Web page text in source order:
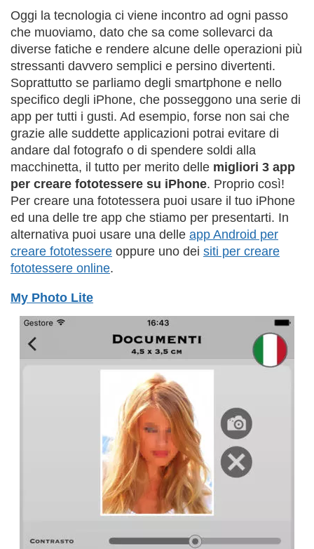
Oggi la tecnologia ci viene incontro ad ogni passo
che muoviamo, dato che sa come sollevarci da
diverse fatiche e rendere alcune delle operazioni più
stressanti davvero semplici e persino divertenti.
Soprattutto se parliamo degli smartphone e nello
specifico degli iPhone, che posseggono una serie di
app per tutti i gusti. Ad esempio, forse non sai che
grazie alle suddette applicazioni potrai evitare di
andare dal fotografo o di spendere soldi alla
macchinetta, il tutto per merito delle migliori 3 app
per creare fototessere su iPhone. Proprio così!
Per creare una fototessera puoi usare il tuo iPhone
ed una delle tre app che stiamo per presentarti. In
alternativa puoi usare una delle app Android per
creare fototessere oppure uno dei siti per creare
fototessere online.
My Photo Lite